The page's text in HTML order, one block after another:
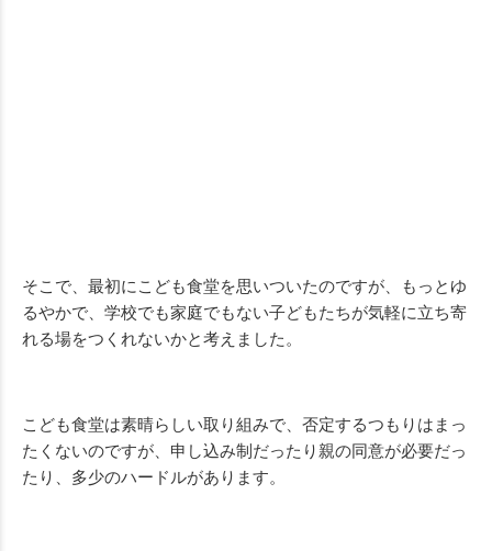
そこで、最初にこども食堂を思いついたのですが、もっとゆ
るやかで、学校でも家庭でもない子どもたちが気軽に立ち寄
れる場をつくれないかと考えました。
こども食堂は素晴らしい取り組みで、否定するつもりはまっ
たくないのですが、申し込み制だったり親の同意が必要だっ
たり、多少のハードルがあります。